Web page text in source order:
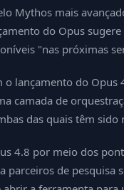
Mythos mais
do Opus
"nas próximas
o lançamento do
camada de
das quais têm
4.8 por meio dos
parceiros de